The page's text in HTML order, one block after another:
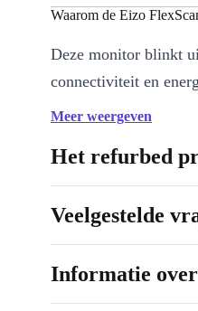
Waarom de Eizo
Deze monitor blinkt
connectiviteit en
(1920 x 1080) geniet
helder en consistent-
Ergonomisch ontwerp
Veelzijdige aansluitingen
via USB-C,
Meer weergeven
Het refurbed
Veelgestelde
Informatie